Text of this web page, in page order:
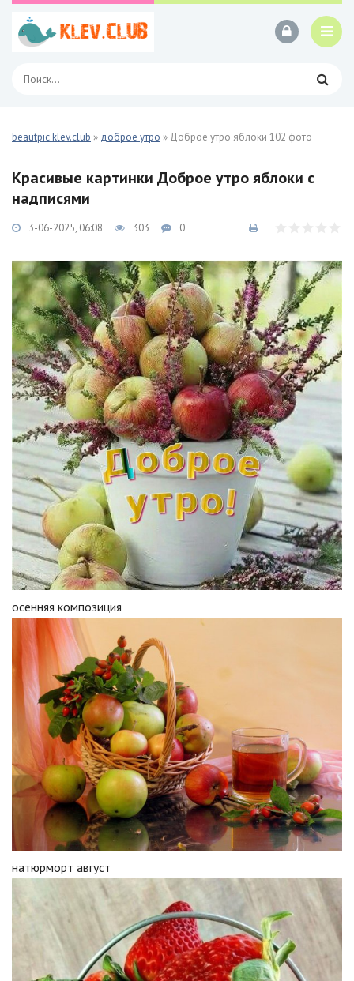
beautpic.klev.club » доброе утро » Доброе утро яблоки 102 фото
Красивые картинки Доброе утро яблоки с
надписями
3-06-2025, 06:08 303 0
осенняя композиция
натюрморт август